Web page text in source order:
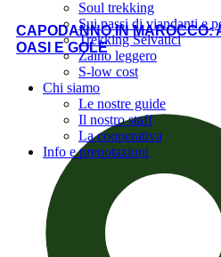
Soul trekking
Sui passi di viandanti e
Trekking Selvatici
Zaino leggero
S-low cost
Chi siamo
Le nostre guide
Il nostro staff
La cooperativa
Info e prenotazioni
CAPODANNO IN MAROCCO:
OASI E GOLE